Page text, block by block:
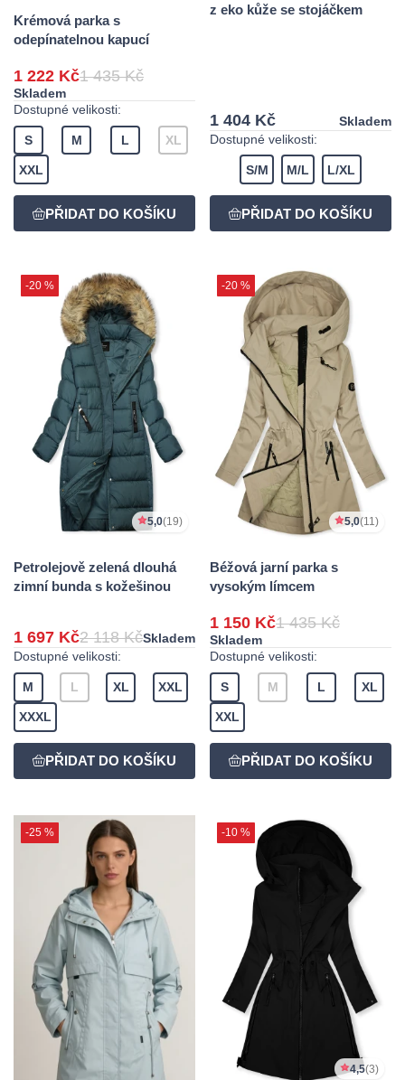
Krémová parka s
odepínatelnou kapucí
1 222 Kč1 435 Kč
Skladem
Dostupné velikosti:
S M L XL
XXL
z eko kůže se stojáčkem
1 404 Kč
Skladem
Dostupné velikosti:
S/M M/L L/XL
-20 %
5,0(19)
Petrolejově zelená dlouhá
zimní bunda s kožešinou
1 697 Kč2 118 KčSkladem
Dostupné velikosti:
M L XL XXL
XXXL
-20 %
5,0(11)
Béžová jarní parka s
vysokým límcem
1 150 Kč1 435 Kč
Skladem
Dostupné velikosti:
S M L XL
XXL
-25 % -10 %
4,5(3)